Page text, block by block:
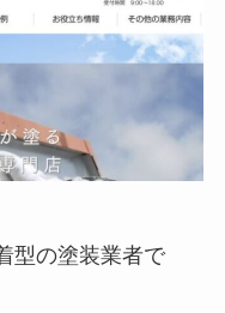
型の塗装業者で